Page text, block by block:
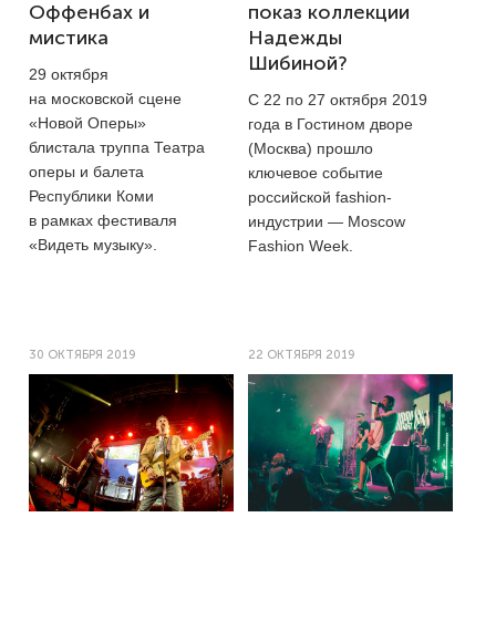
Оффенбах и
мистика
29 октября
на московской сцене
«Новой Оперы»
блистала труппа Театра
оперы и балета
Республики Коми
в рамках фестиваля
«Видеть музыку».
показ коллекции
Надежды
Шибиной?
С 22 по 27 октября 2019
года в Гостином дворе
(Москва) прошло
ключевое событие
российской fashion-
индустрии — Moscow
Fashion Week.
30 ОКТЯБРЯ 2019 22 ОКТЯБРЯ 2019